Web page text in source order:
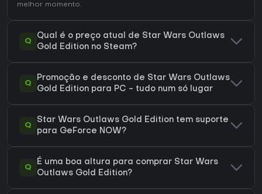
melhor momento.
Q
Qual é o preço atual de Star Wars Outlaws
Gold Edition no Steam?
Q
Promoção e desconto de Star Wars Outlaws
Gold Edition para PC - tudo num só lugar
Q
Star Wars Outlaws Gold Edition tem suporte
para GeForce NOW?
Q
É uma boa altura para comprar Star Wars
Outlaws Gold Edition?